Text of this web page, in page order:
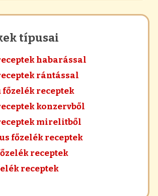
típusai
habarással
rántással
főzelék receptek
konzervből
mirelitből
főzelék receptek
receptek
receptek